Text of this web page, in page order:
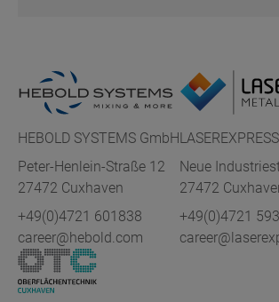
HEBOLD SYSTEMS GmbH
Peter-Henlein-Straße 12
27472 Cuxhaven
+49(0)4721 601838
career@hebold.com
Neue
27472
+49(0)4721